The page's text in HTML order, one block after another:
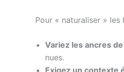
Pour « naturaliser »
Variez les ancres
nues.